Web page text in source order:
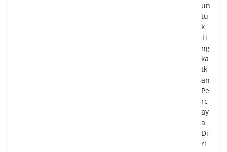
un
tu
k
Ti
ng
ka
tk
an
Pe
rc
ay
a
Di
ri